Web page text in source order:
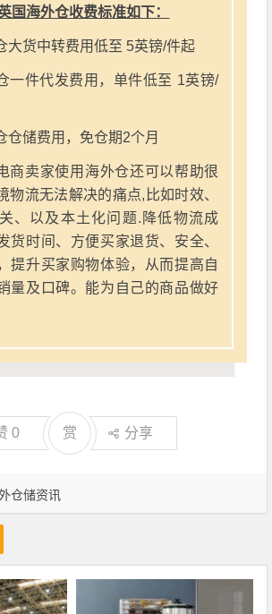
仓储资讯
国海外仓收费标准如下：
大货中转费用低至 5英镑/件起
一件代发费用，单件低至 1英镑/
仓储费用，免仓期2个月
商卖家使用海外仓还可以帮助很
物流无法解决的痛点,比如时效、
、以及本土化问题.降低物流成
货时间、方便买家退货、安全、
提升买家购物体验，从而提高自
量及口碑。能为自己的商品做好
0 赏 分享